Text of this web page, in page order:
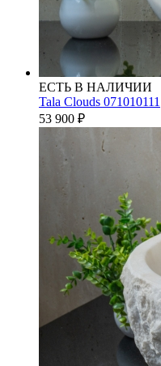
ЕСТЬ В НАЛИЧИИ
Tala Clouds 071010111
53 900 ₽